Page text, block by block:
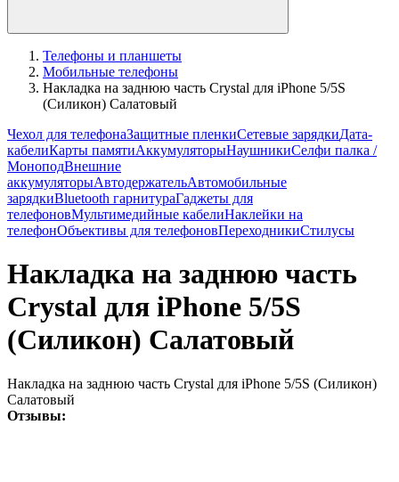
Телефоны и планшеты
Мобильные телефоны
Накладка на заднюю часть Crystal для iPhone 5/5S
(Силикон) Салатовый
Чехол для телефонаЗащитные пленкиСетевые зарядкиДата-
кабелиКарты памятиАккумуляторыНаушникиСелфи палка /
МоноподВнешние
аккумуляторыАвтодержательАвтомобильные
зарядкиBluetooth гарнитураГаджеты для
телефоновМультимедийные кабелиНаклейки на
телефонОбъективы для телефоновПереходникиСтилусы
Накладка на заднюю часть
Crystal для iPhone 5/5S
(Силикон) Салатовый
Накладка на заднюю часть Crystal для iPhone 5/5S (Силикон)
Салатовый
Отзывы: